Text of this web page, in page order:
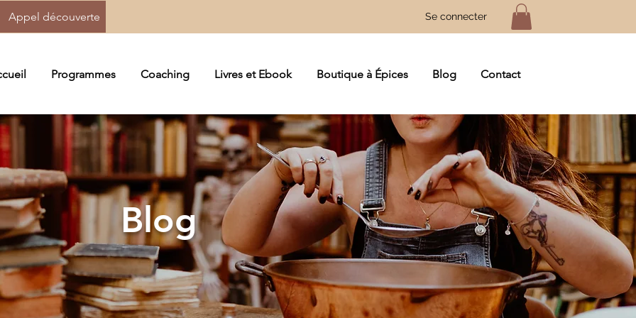
Appel découverte Se connecter
Programmes Coaching Livres et Ebook Boutique à Épices Blog Contact
Blog